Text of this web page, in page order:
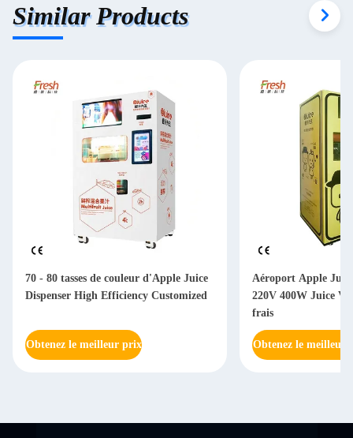
Similar Products
70 - 80 tasses de couleur d'Apple Juice
Dispenser High Efficiency Customized
Obtenez le meilleur prix
Aéroport Apple
220V 400W Juice
frais
Obtenez le meilleur